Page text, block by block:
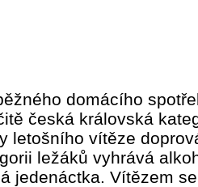
domácího
česká královská
letošního vítěze
ležáků vyhrává
jedenáctka. Vítězem